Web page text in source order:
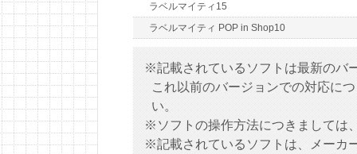
ラベルマイティ15
ラベルマイティ POP in Shop10
※記載されているソフトは最新のバ
これ以前のバージョンでの対応に
い。
※ソフトの操作方法につきましては
※記載されているソフトは、メーカ